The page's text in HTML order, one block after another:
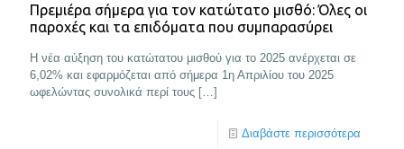
Πρεμιέρα σήμερα για τον κατώτατο μισθό: Όλες οι
παροχές και τα επιδόματα που συμπαρασύρει
Η νέα αύξηση του κατώτατου μισθού για το 2025 ανέρχεται σε
6,02% και εφαρμόζεται από σήμερα 1η Απριλίου του 2025
ωφελώντας συνολικά περί τους […]
Διαβάστε περισσότερα